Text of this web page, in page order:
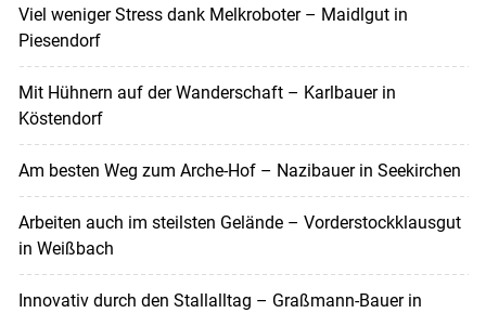
Viel weniger Stress dank Melkroboter – Maidlgut in
Piesendorf
Mit Hühnern auf der Wanderschaft – Karlbauer in
Köstendorf
Am besten Weg zum Arche-Hof – Nazibauer in Seekirchen
Arbeiten auch im steilsten Gelände – Vorderstockklausgut
in Weißbach
Innovativ durch den Stallalltag – Graßmann-Bauer in